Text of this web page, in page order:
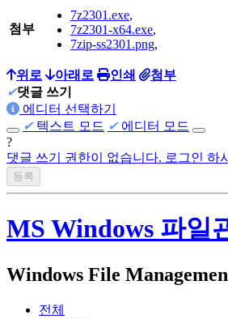
첨부
7z2301.exe,
7z2301-x64.exe,
7zip-ss2301.png,
위로 아래로 인쇄
첨부
✔댓글 쓰기
에디터 선택하기
✔ 텍스트 모드 ✔ 에디터 모드
?
댓글 쓰기 권한이 없습니다. 로그인 하
MS Windows 파일
Windows File
전체